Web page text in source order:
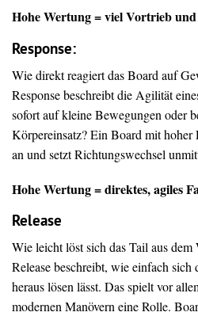
Hohe Wertung = viel Vortrieb
Response:
Wie direkt reagiert das Board auf
Response beschreibt die Agilität
sofort auf kleine Bewegungen oder
Körpereinsatz? Ein Board mit hoher
an und setzt Richtungswechsel
Hohe Wertung = direktes, agiles
Release
Wie leicht löst sich das Tail aus dem
Release beschreibt, wie einfach sich
heraus lösen lässt. Das spielt vor
modernen Manövern eine Rolle.